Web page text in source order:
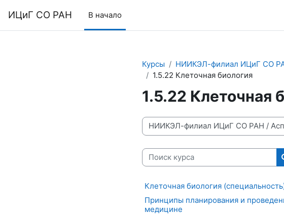
ИЦиГ СО РАН В начало
Курсы НИИКЭЛ-филиал ИЦиГ СО
1.5.22 Клеточная биология
1.5.22 Клеточная
Категории курсов
Поиск курса
Клеточная биология
Принципы планирования и
медицине